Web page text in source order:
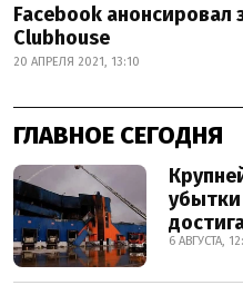
Facebook анонсировал
Clubhouse
20 АПРЕЛЯ 2021, 13:10
ГЛАВНОЕ СЕГОДНЯ
6 АВГУСТА,